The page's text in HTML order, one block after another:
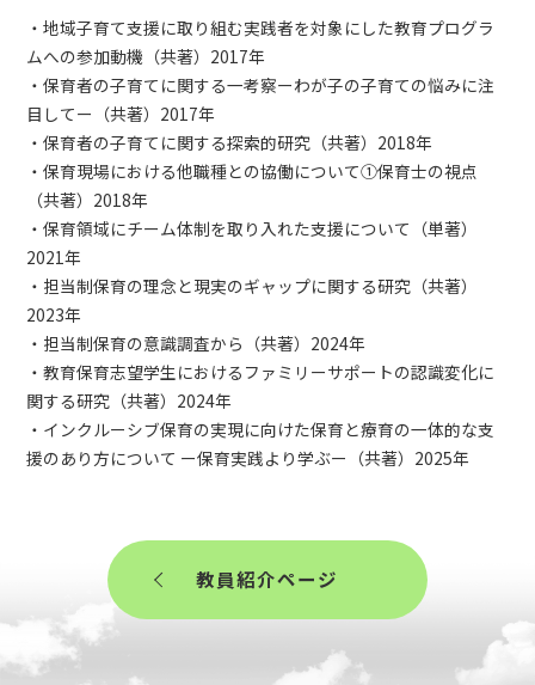
・地域子育て支援に取り組む実践者を対象にした教育プログラ
ムへの参加動機（共著）2017年
・保育者の子育てに関する一考察ーわが子の子育ての悩みに注
目してー（共著）2017年
・保育者の子育てに関する探索的研究（共著）2018年
・保育現場における他職種との協働について①保育士の視点
（共著）2018年
・保育領域にチーム体制を取り入れた支援について（単著）
2021年
・担当制保育の理念と現実のギャップに関する研究（共著）
2023年
・担当制保育の意識調査から（共著）2024年
・教育保育志望学生におけるファミリーサポートの認識変化に
関する研究（共著）2024年
・インクルーシブ保育の実現に向けた保育と療育の一体的な支
援のあり方について ー保育実践より学ぶー（共著）2025年
教員紹介ページ